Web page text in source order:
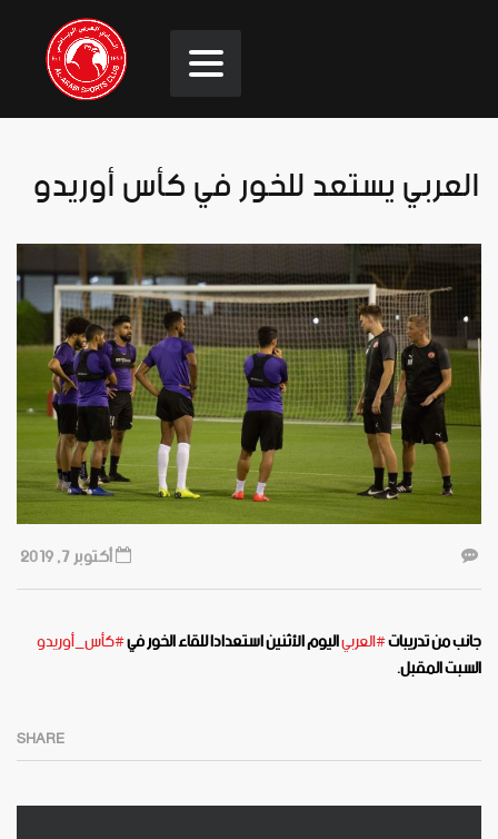
⁧‫العربي يستعد للخور في كأس أوريدو‬⁩
أكتوبر 7, 2019
جانب من تدريبات ⁧‫#العربي‬⁩ اليوم الأثنين استعدادا للقاء الخور في ⁧‫#كأس_أوريدو
السبت المقبل.‬
SHARE